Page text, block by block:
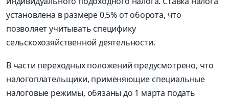
установлена в размере 0,5% от оборота, что
позволяет учитывать специфику
сельскохозяйственной деятельности.
В части переходных положений предусмотрено, что
налогоплательщики, применяющие специальные
налоговые режимы, обязаны до 1 марта подать